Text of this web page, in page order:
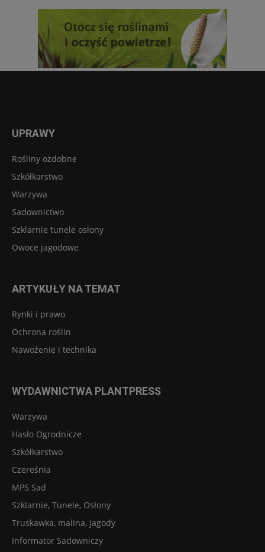
UPRAWY
Rośliny ozdobne
Szkółkarstwo
Warzywa
Sadownictwo
Szklarnie tunele osłony
Owoce jagodowe
ARTYKUŁY NA TEMAT
Rynki i prawo
Ochrona roślin
Nawożenie i technika
WYDAWNICTWA PLANTPRESS
Warzywa
Hasło Ogrodnicze
Szkółkarstwo
Czereśnia
MPS Sad
Szklarnie, Tunele, Osłony
Truskawka, malina, jagody
Informator Sadowniczy